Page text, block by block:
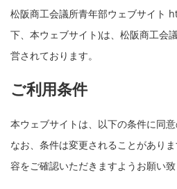
松阪商工会議所青年部ウェブサイト
下、本ウェブサイト)は、松阪商工会
営されております。
ご利用条件
本ウェブサイトは、以下の条件に同意
なお、条件は変更されることがあり
容をご確認いただきますようお願い致